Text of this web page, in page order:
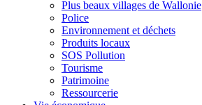
Plus beaux villages de Wallonie
Police
Environnement et déchets
Produits locaux
SOS Pollution
Tourisme
Patrimoine
Ressourcerie